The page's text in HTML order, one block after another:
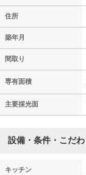
住所
築年月
間取り
専有面積
主要採光面
設備・条件・こだわ
キッチン